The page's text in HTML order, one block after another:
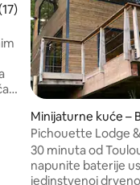
ocjena: 5/5,
Minijaturne kuće –
-sur-Aussonnelle
Pichouette Lodge
30 minuta od
napunite baterije
jedinstvenoj